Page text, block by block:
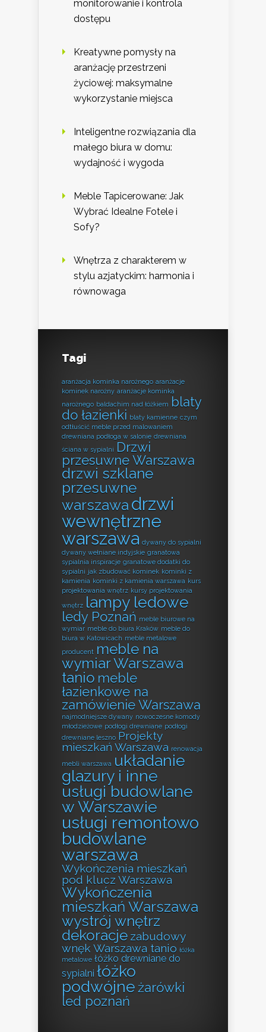
monitorowanie i kontrola
dostępu
Kreatywne pomysły na
aranżację przestrzeni
życiowej: maksymalne
wykorzystanie miejsca
Inteligentne rozwiązania dla
małego biura w domu:
wydajność i wygoda
Meble Tapicerowane: Jak
Wybrać Idealne Fotele i
Sofy?
Wnętrza z charakterem w
stylu azjatyckim: harmonia i
równowaga
Tagi
aranżacja kominka narożnego aranżacje
kominek narożny aranżacje kominka
narożnego baldachim nad łóżkiem
blaty
do łazienki blaty kamienne czym
odtłuścić meble przed malowaniem
drewniana podłoga w salonie drewniana
ściana w sypialni Drzwi
przesuwne Warszawa
drzwi szklane
przesuwne
warszawa drzwi
wewnętrzne
warszawa dywany do sypialni
dywany wełniane indyjskie granatowa
sypialnia inspiracje granatowe dodatki do
sypialni jak zbudować kominek kominki z
kamienia kominki z kamienia warszawa kurs
projektowania wnętrz kursy projektowania
wnętrz lampy ledowe
ledy Poznań meble biurowe na
wymiar meble do biura Kraków meble do
biura w Katowicach meble metalowe
producent meble na
wymiar Warszawa
tanio meble
łazienkowe na
zamówienie Warszawa
najmodniejsze dywany nowoczesne komody
młodzieżowe podłogi drewniane podłogi
drewniane leszno Projekty
mieszkań Warszawa renowacja
mebli warszawa układanie
glazury i inne
usługi budowlane
w Warszawie
usługi remontowo
budowlane
warszawa
Wykończenia mieszkań
pod klucz Warszawa
Wykończenia
mieszkań Warszawa
wystrój wnętrz
dekoracje zabudowy
wnęk Warszawa tanio łóżka
metalowe łóżko drewniane do
sypialni łóżko
podwójneżarówki
led poznań